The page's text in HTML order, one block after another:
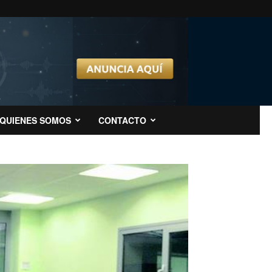
QUIENES SOMOS CONTACTO